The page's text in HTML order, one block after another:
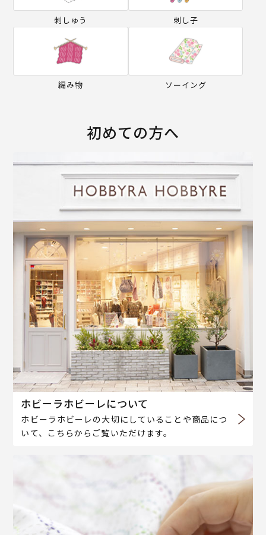
刺しゅう 刺し子
編み物 ソーイング
初めての方へ
ホビーラホビーレについて
ホビーラホビーレの大切にしていることや商品につ
いて、こちらからご覧いただけます。